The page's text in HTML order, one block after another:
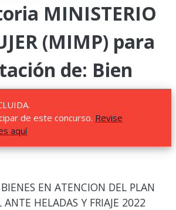
MINISTERIO
(MIMP) para
de: Bien
de este concurso. Revise
aquí
EN ATENCION DEL PLAN
HELADAS Y FRIAJE 2022